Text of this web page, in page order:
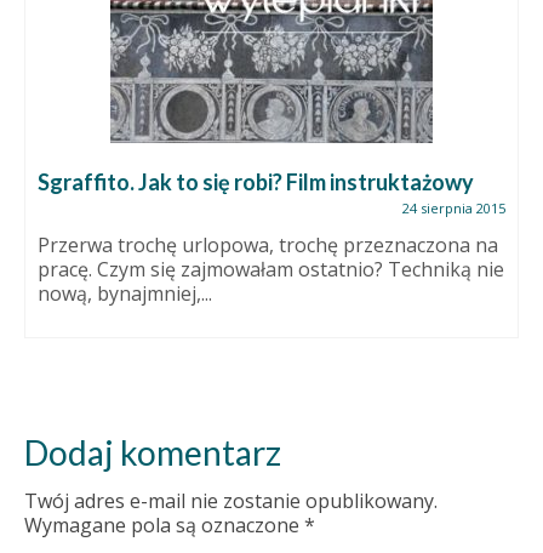
Sgraffito. Jak to się robi? Film instruktażowy
24 sierpnia 2015
Przerwa trochę urlopowa, trochę przeznaczona na
pracę. Czym się zajmowałam ostatnio? Techniką nie
nową, bynajmniej,...
Dodaj komentarz
Twój adres e-mail nie zostanie opublikowany.
Wymagane pola są oznaczone *